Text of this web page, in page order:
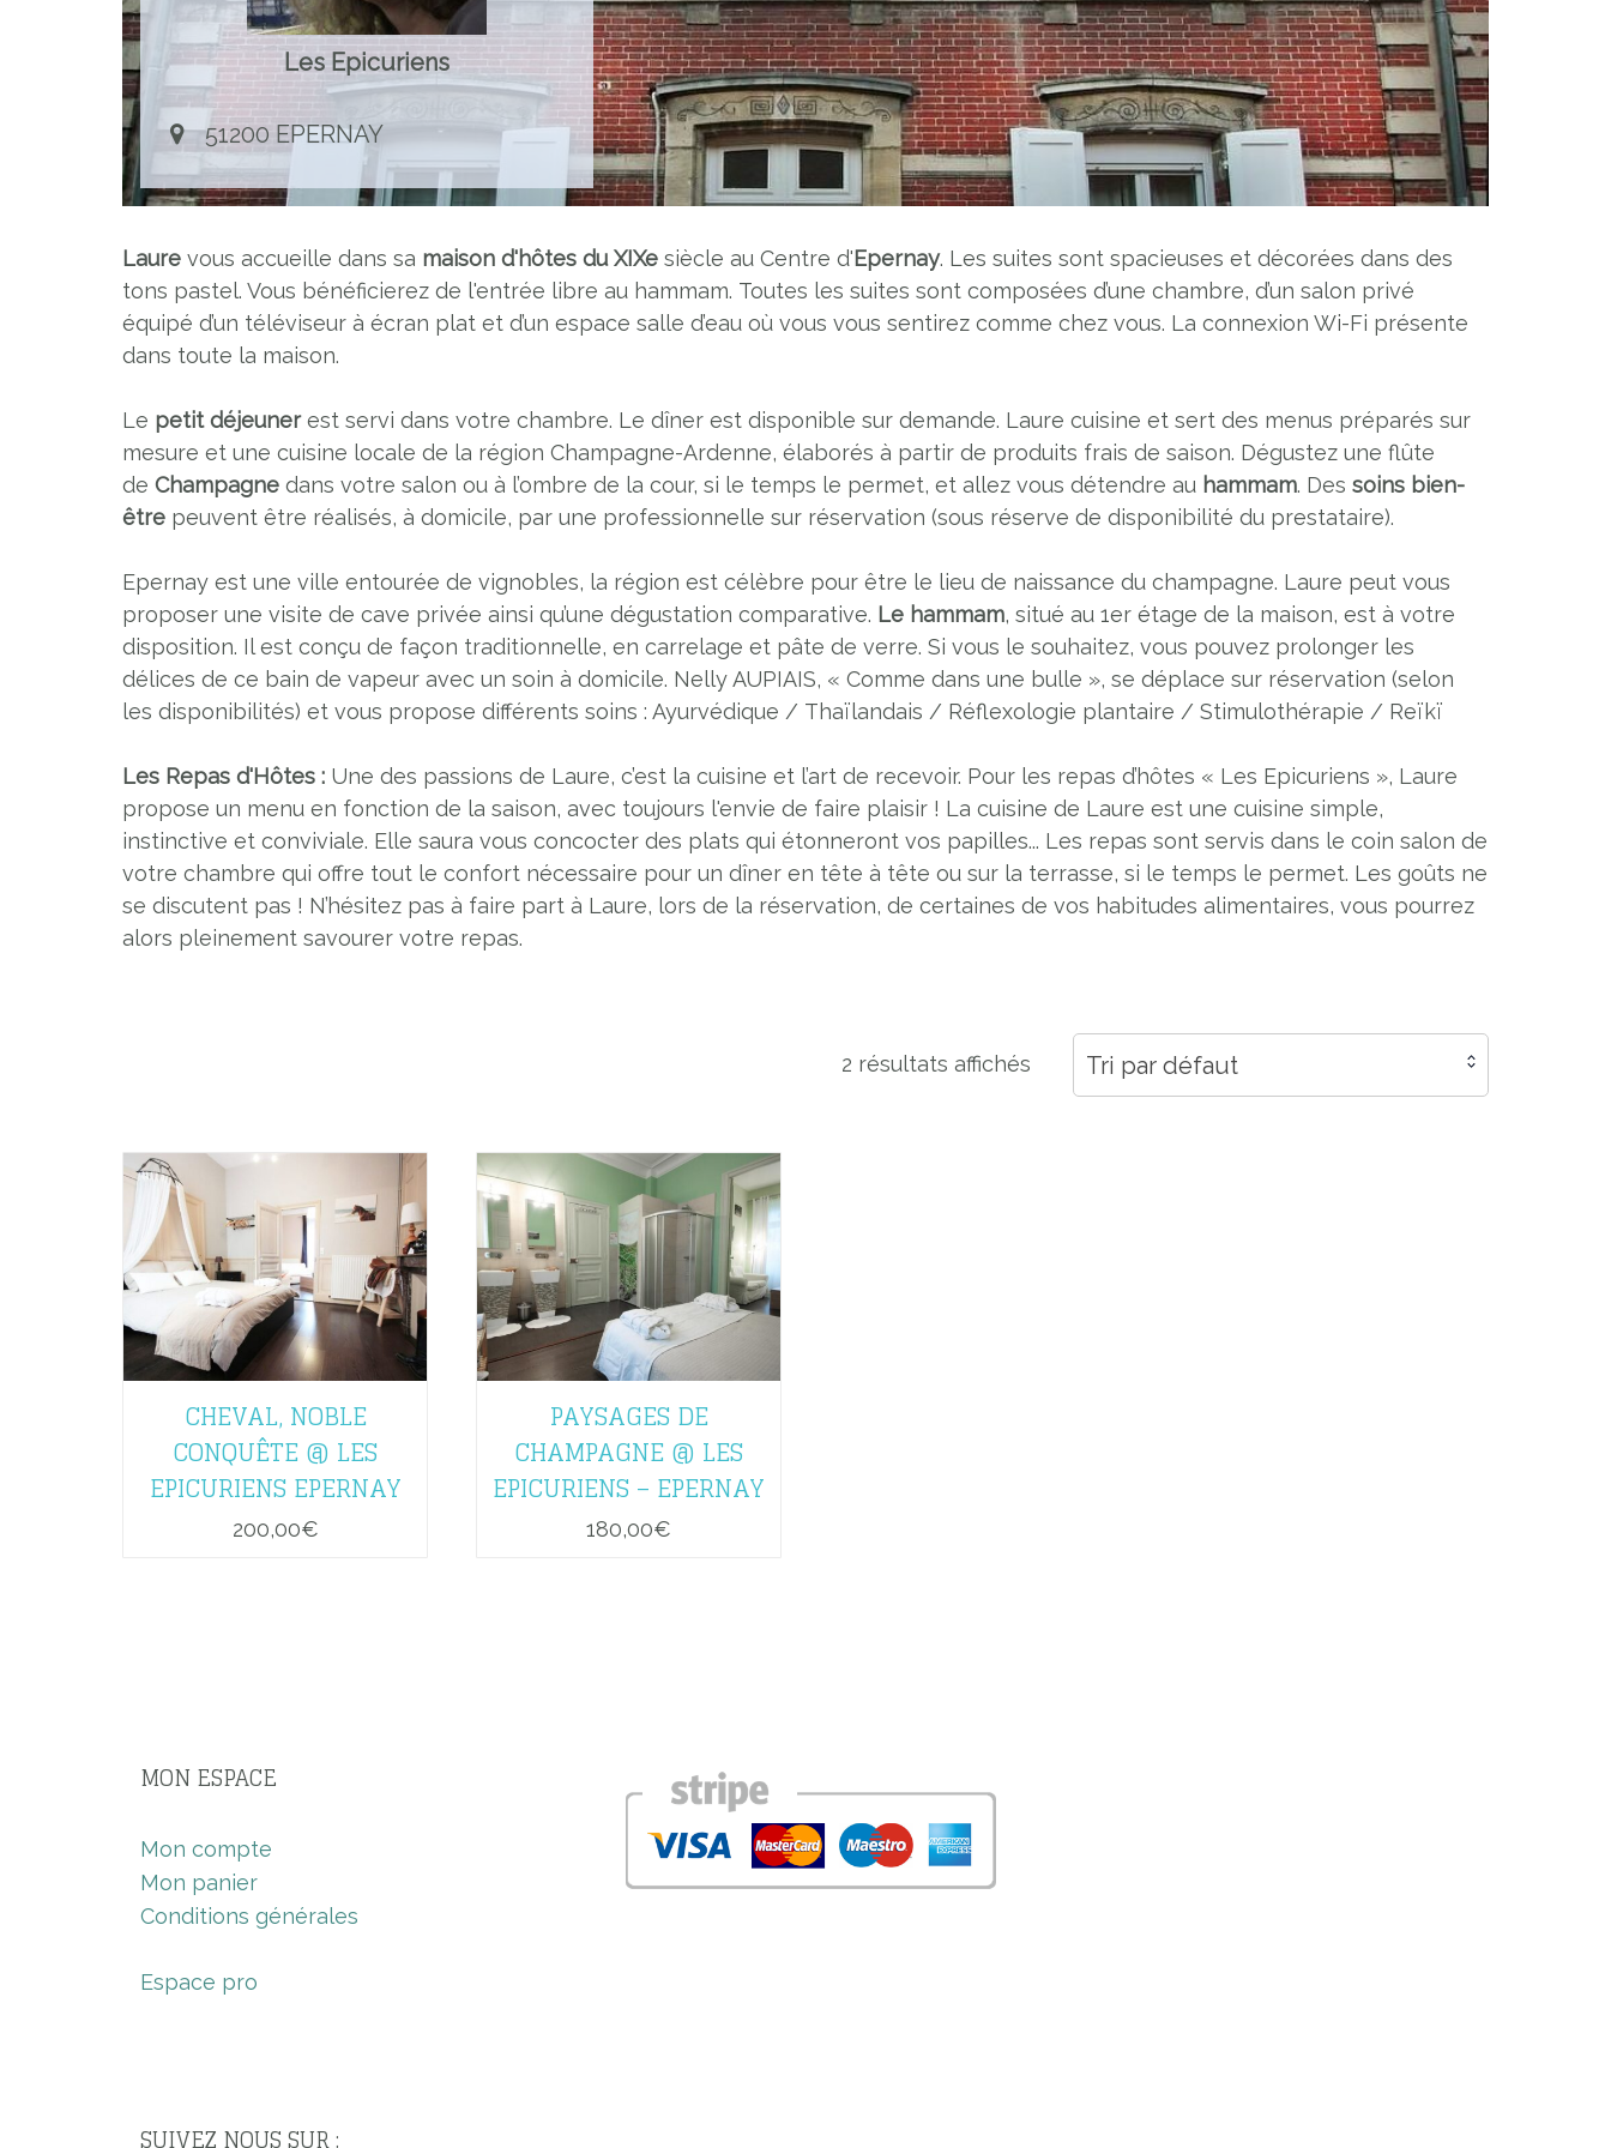
Les Epicuriens
51200 EPERNAY
Laure vous accueille dans sa maison d'hôtes du XIXe siècle au Centre d'Epernay. Les suites sont spacieuses et décorées dans des
tons pastel. Vous bénéficierez de l'entrée libre au hammam. Toutes les suites sont composées d’une chambre, d’un salon privé
équipé d’un téléviseur à écran plat et d’un espace salle d’eau où vous vous sentirez comme chez vous. La connexion Wi-Fi présente
dans toute la maison.
Le petit déjeunerest servi dans votre chambre. Le dîner est disponible sur demande. Laure cuisine et sert des menus préparés sur
mesure et une cuisine locale de la région Champagne-Ardenne, élaborés à partir de produits frais de saison. Dégustez une flûte
de Champagne dans votre salon ou à l’ombre de la cour, si le temps le permet, et allez vous détendre au hammam. Des soins bien-
être peuvent être réalisés, à domicile, par une professionnelle sur réservation (sous réserve de disponibilité du prestataire).
Epernay est une ville entourée de vignobles, la région est célèbre pour être le lieu de naissance du champagne. Laure peut vous
proposer une visite de cave privée ainsi qu’une dégustation comparative. Le hammam, situé au 1er étage de la maison, est à votre
disposition. Il est conçu de façon traditionnelle, en carrelage et pâte de verre. Si vous le souhaitez, vous pouvez prolonger les
délices de ce bain de vapeur avec un soin à domicile. Nelly AUPIAIS, « Comme dans une bulle », se déplace sur réservation (selon
les disponibilités) et vous propose différents soins : Ayurvédique / Thaïlandais / Réflexologie plantaire / Stimulothérapie / Reïkï
Les Repas d'Hôtes : Une des passions de Laure, c’est la cuisine et l’art de recevoir. Pour les repas d’hôtes « Les Epicuriens », Laure
propose un menu en fonction de la saison, avec toujours l'envie de faire plaisir ! La cuisine de Laure est une cuisine simple,
instinctive et conviviale. Elle saura vous concocter des plats qui étonneront vos papilles... Les repas sont servis dans le coin salon de
votre chambre qui offre tout le confort nécessaire pour un dîner en tête à tête ou sur la terrasse, si le temps le permet. Les goûts ne
se discutent pas ! N’hésitez pas à faire part à Laure, lors de la réservation, de certaines de vos habitudes alimentaires, vous pourrez
alors pleinement savourer votre repas.
2 résultats affichés Tri par défaut
CHEVAL, NOBLE
CONQUÊTE @ LES
EPICURIENS EPERNAY
200,00€
PAYSAGES DE
CHAMPAGNE @ LES
EPICURIENS – EPERNAY
180,00€
MON ESPACE
Mon compte
Mon panier
Conditions générales
Espace pro
SUIVEZ NOUS SUR :